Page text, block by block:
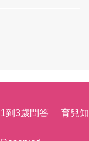
1到3歲問答
育兒知